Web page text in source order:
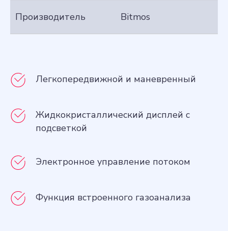
Производитель Bitmos
Легкопередвижной и маневренный
Жидкокристаллический дисплей с
подсветкой
Электронное управление потоком
Функция встроенного газоанализа